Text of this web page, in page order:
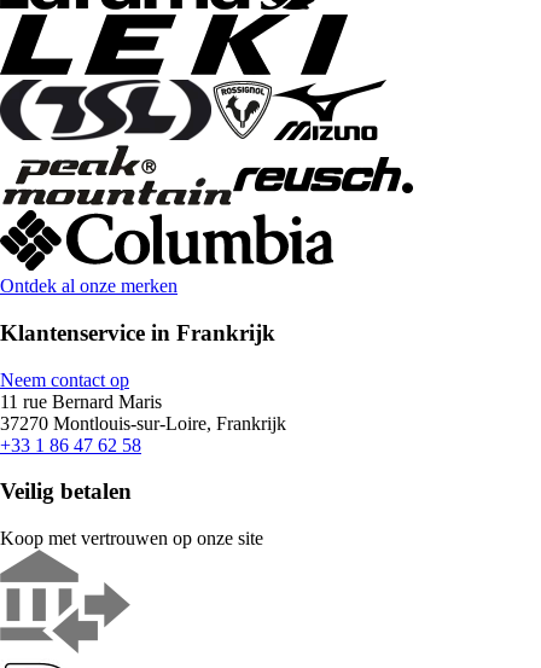
Ontdek al onze merken
Klantenservice in Frankrijk
Neem contact op
11 rue Bernard Maris
37270 Montlouis-sur-Loire, Frankrijk
+33 1 86 47 62 58
Veilig betalen
Koop met vertrouwen op onze site